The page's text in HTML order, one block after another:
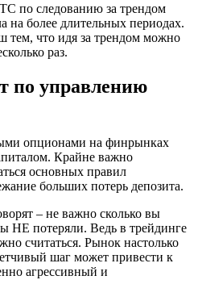
по следованию за трендом
на более длительных периодах.
тем, что идя за трендом можно
раз.
по управлению
опционами на финрынках
Крайне важно
основных правил
больших потерь депозита.
– не важно сколько вы
НЕ потеряли. Ведь в трейдинге
считаться. Рынок настолько
шаг может привести к
агрессивный и